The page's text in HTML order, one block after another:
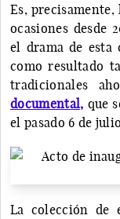
Es,
ocasiones desde
el drama de esta
como resultado
tradicionales
documental, que
el pasado 6 de
La colección de